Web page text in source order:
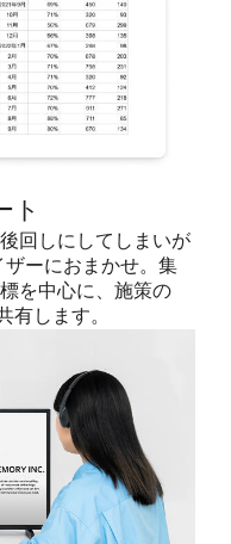
ト
回しにしてしまいが
ーにおまかせ。集
を中心に、施策の
有します。